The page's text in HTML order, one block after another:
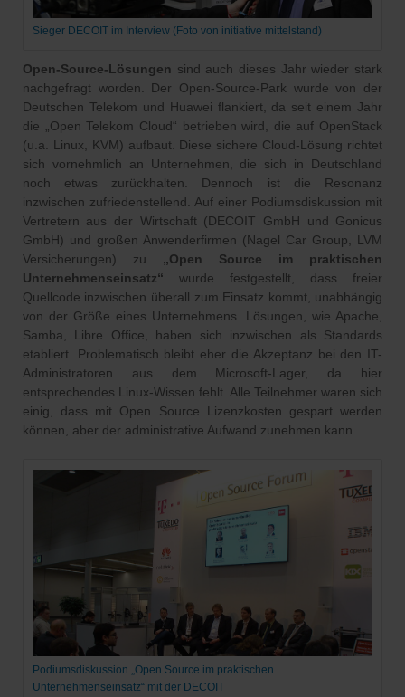
Sieger DECOIT im Interview (Foto von initiative mittelstand)
Open-Source-Lösungen sind auch dieses Jahr wieder stark
nachgefragt worden. Der Open-Source-Park wurde von der
Deutschen Telekom und Huawei flankiert, da seit einem Jahr
die „Open Telekom Cloud“ betrieben wird, die auf OpenStack
(u.a. Linux, KVM) aufbaut. Diese sichere Cloud-Lösung richtet
sich vornehmlich an Unternehmen, die sich in Deutschland
noch etwas zurückhalten. Dennoch ist die Resonanz
inzwischen zufriedenstellend. Auf einer Podiumsdiskussion mit
Vertretern aus der Wirtschaft (DECOIT GmbH und Gonicus
GmbH) und großen Anwenderfirmen (Nagel Car Group, LVM
Versicherungen) zu „Open Source im praktischen
Unternehmenseinsatz“ wurde festgestellt, dass freier
Quellcode inzwischen überall zum Einsatz kommt, unabhängig
von der Größe eines Unternehmens. Lösungen, wie Apache,
Samba, Libre Office, haben sich inzwischen als Standards
etabliert. Problematisch bleibt eher die Akzeptanz bei den IT-
Administratoren aus dem Microsoft-Lager, da hier
entsprechendes Linux-Wissen fehlt. Alle Teilnehmer waren sich
einig, dass mit Open Source Lizenzkosten gespart werden
können, aber der administrative Aufwand zunehmen kann.
Podiumsdiskussion „Open Source im praktischen
Unternehmenseinsatz“ mit der DECOIT